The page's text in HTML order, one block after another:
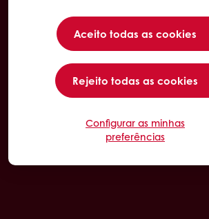
Aceito todas as cookies
Rejeito todas as cookies
Configurar as minhas
preferências